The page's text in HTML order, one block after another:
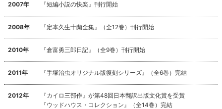
2007年 『短編小説の快楽』刊行開始
2008年 『定本久生十蘭全集』（全12巻）刊行開始
2010年 『倉富勇三郎日記』（全9巻）刊行開始
2011年 『手塚治虫オリジナル版復刻シリーズ』（全6巻）完結
2012年
『カイロ三部作』が第48回日本翻訳出版文化賞を受賞
『ウッドハウス・コレクション』（全14巻）完結